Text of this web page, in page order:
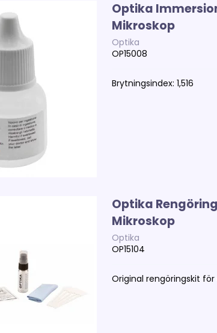
Optika
Mikroskop
Optika
OP15008
Brytningsindex: 1,516
Optika
Mikroskop
Optika
OP15104
Original rengöringskit